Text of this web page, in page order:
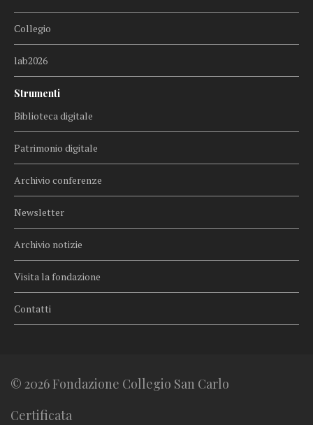
Collegio
lab2026
Strumenti
Biblioteca digitale
Patrimonio digitale
Archivio conferenze
Newsletter
Archivio notizie
Visita la fondazione
Contatti
© 2026 Fondazione Collegio San Carlo
Certificata